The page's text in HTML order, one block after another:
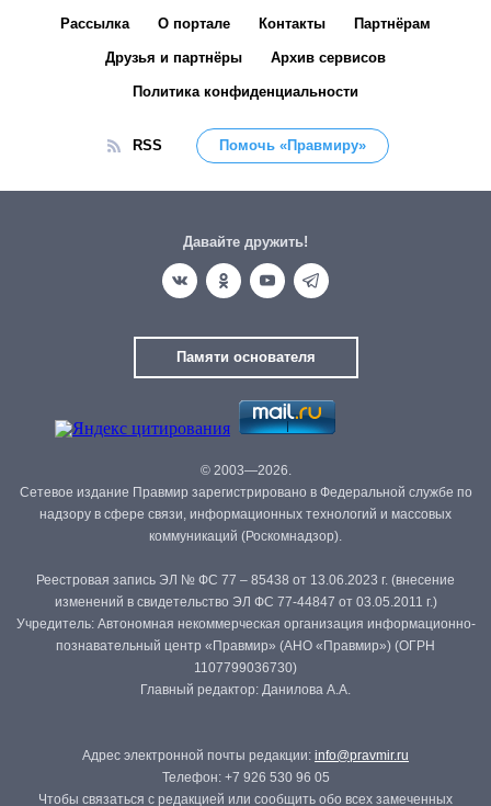
Рассылка О портале Контакты Партнёрам
Друзья и партнёры Архив сервисов
Политика конфиденциальности
RSS Помочь «Правмиру»
Давайте дружить!
Памяти основателя
© 2003—2026.
Сетевое издание Правмир зарегистрировано в Федеральной службе по
надзору в сфере связи, информационных технологий и массовых
коммуникаций (Роскомнадзор).
Реестровая запись ЭЛ № ФС 77 – 85438 от 13.06.2023 г. (внесение
изменений в свидетельство ЭЛ ФС 77-44847 от 03.05.2011 г.)
Учредитель: Автономная некоммерческая организация информационно-
познавательный центр «Правмир» (АНО «Правмир») (ОГРН
1107799036730)
Главный редактор: Данилова А.А.
Адрес электронной почты редакции: info@pravmir.ru
Телефон: +7 926 530 96 05
Чтобы связаться с редакцией или сообщить обо всех замеченных